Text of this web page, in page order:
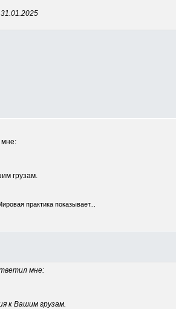
мне:
грузам.
практика показывает...
мне:
к Вашим грузам.